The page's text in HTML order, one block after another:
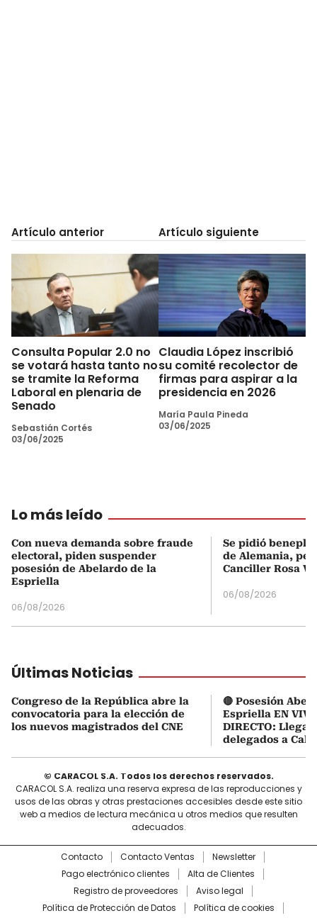
Artículo anterior
Consulta Popular 2.0 no
se votará hasta tanto no
se tramite la Reforma
Laboral en plenaria de
Senado
Sebastián Cortés
03/06/2025
Artículo siguiente
Claudia López inscribió
su comité recolector de
firmas para aspirar a la
presidencia en 2026
María Paula Pineda
03/06/2025
Lo más leído
Con nueva demanda sobre fraude
electoral, piden suspender
posesión de Abelardo de la
Espriella
06/08/2026
Se pidió
de Alemania,
Canciller Rosa
06/08/2026
Últimas Noticias
Congreso de la República abre la
convocatoria para la elección de
los nuevos magistrados del CNE
🔴 Posesión
Espriella EN
DIRECTO:
delegados a Cali
© CARACOL S.A. Todos los derechos reservados.
CARACOL S.A. realiza una reserva expresa de las reproducciones y
usos de las obras y otras prestaciones accesibles desde este sitio
web a medios de lectura mecánica u otros medios que resulten
adecuados.
Contacto Contacto Ventas
Newsletter
Pago electrónico clientes
Alta de Clientes
Registro de proveedores
Aviso legal
Política de Protección de Datos
Política de cookies